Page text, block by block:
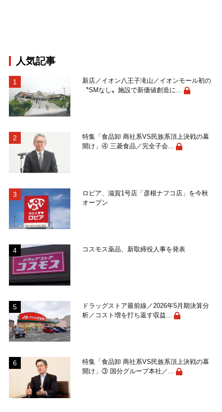
人気記事
新店／イオン八王子滝山／イオンモール初の
〝SMなし〟施設で新価値創造に...
特集「食品卸 商社系VS民族系頂上決戦の幕
開け」④ 三菱食品／完全子会...
ロピア、滋賀1号店「彦根ナフコ店」を今秋
オープン
コスモス薬品、新取締役人事を発表
ドラッグストア最前線／2026年5月期決算分
析／コスト増を打ち返す収益...
特集「食品卸 商社系VS民族系頂上決戦の幕
開け」③ 国分グループ本社／...